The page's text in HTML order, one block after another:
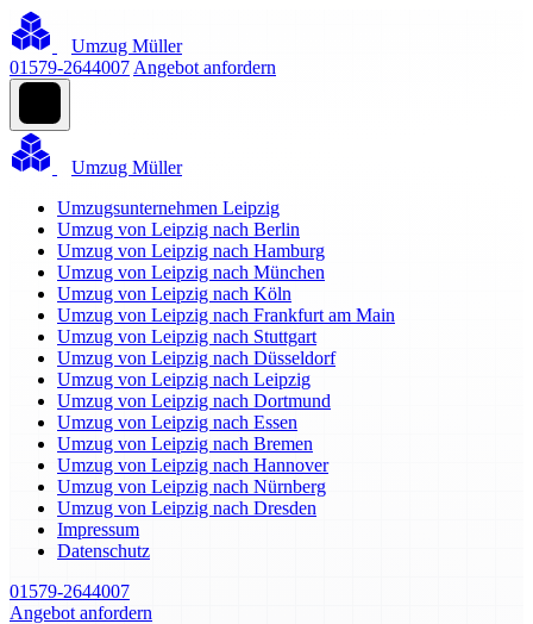
Umzug Müller
01579-2644007 Angebot anfordern
Umzug Müller
Umzugsunternehmen Leipzig
Umzug von Leipzig nach Berlin
Umzug von Leipzig nach Hamburg
Umzug von Leipzig nach München
Umzug von Leipzig nach Köln
Umzug von Leipzig nach Frankfurt am Main
Umzug von Leipzig nach Stuttgart
Umzug von Leipzig nach Düsseldorf
Umzug von Leipzig nach Leipzig
Umzug von Leipzig nach Dortmund
Umzug von Leipzig nach Essen
Umzug von Leipzig nach Bremen
Umzug von Leipzig nach Hannover
Umzug von Leipzig nach Nürnberg
Umzug von Leipzig nach Dresden
Impressum
Datenschutz
01579-2644007
Angebot anfordern